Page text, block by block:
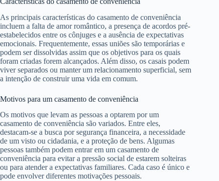
As principais características do casamento de conveniência
incluem a falta de amor romântico, a presença de acordos pré-
estabelecidos entre os cônjuges e a ausência de expectativas
emocionais. Frequentemente, essas uniões são temporárias e
podem ser dissolvidas assim que os objetivos para os quais
foram criadas forem alcançados. Além disso, os casais podem
viver separados ou manter um relacionamento superficial, sem
a intenção de construir uma vida em comum.
Motivos para um casamento de conveniência
Os motivos que levam as pessoas a optarem por um
casamento de conveniência são variados. Entre eles,
destacam-se a busca por segurança financeira, a necessidade
de um visto ou cidadania, e a proteção de bens. Algumas
pessoas também podem entrar em um casamento de
conveniência para evitar a pressão social de estarem solteiras
ou para atender a expectativas familiares. Cada caso é único e
pode envolver diferentes motivações pessoais.